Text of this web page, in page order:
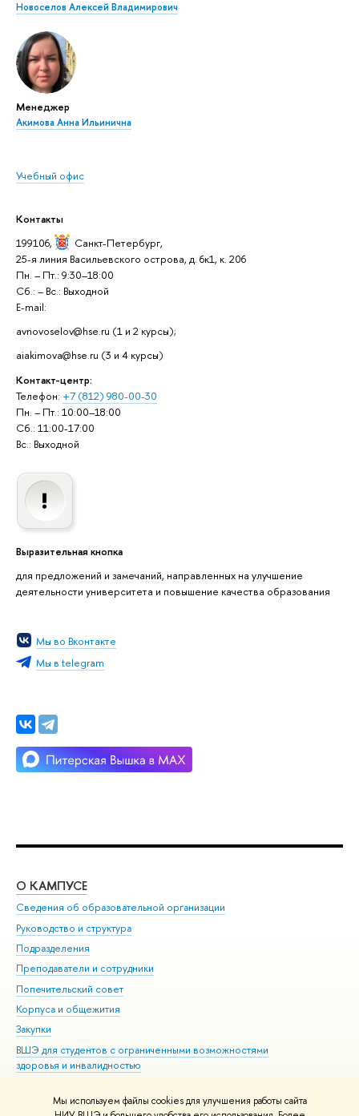
Мы используем файлы cookies для улучшения работы сайта
Новоселов Алексей Владимирович
Менеджер
Акимова Анна Ильинична
Учебный офис
Контакты
199106,
Санкт-Петербург,
25-я линия Васильевского острова, д. 6к1, к. 206
Пн. – Пт.: 9:30–18:00
Сб.: – Вс.: Выходной
E-mail:
avnovoselov@hse.ru (1 и 2 курсы);
aiakimova@hse.ru (3 и 4 курсы)
Контакт-центр:
Телефон: +7 (812) 980-00-30
Пн. – Пт.: 10:00–18:00
Сб.: 11:00-17:00
Вс.: Выходной
Выразительная кнопка
для предложений и замечаний, направленных на улучшение
деятельности университета и повышение качества образования
Мы во Вконтакте
Мы в telegram
О КАМПУСЕ
Сведения об образовательной организации
Руководство и структура
Подразделения
Преподаватели и сотрудники
Попечительский совет
Корпуса и общежития
Закупки
ВШЭ для студентов с ограниченными возможностями
здоровья и инвалидностью
Единая платежная страница